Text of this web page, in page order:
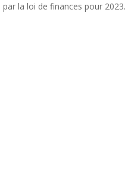
par la loi de finances pour